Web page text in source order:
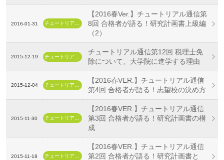
2016-01-31 チュートリアル通信
【2016春Ver.】チュートリアル通信第
8回 合格者が語る！研究計画書上級編
（2）
2015-12-19 チュートリアル通信
チュートリアル通信第12回 税理士免
除について、大学院に進学する理由
2015-12-04 チュートリアル通信
【2016春VER.】チュートリアル通信
第4回 合格者が語る！志望校の決め方
2015-11-30 チュートリアル通信
【2016春VER.】チュートリアル通信
第3回 合格者が語る！研究計画書の構
成
2015-11-18 チュートリアル通信
【2016春VER.】チュートリアル通信
第2回 合格者が語る！研究計画書と